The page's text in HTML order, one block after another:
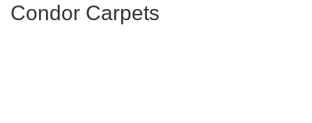
Condor Carpets